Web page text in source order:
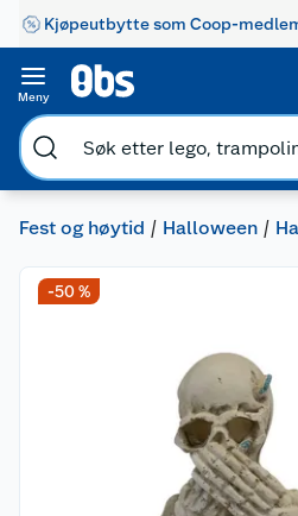
Kjøpeutbytte som Coop-
Meny
Fest og høytid Halloween
-50 %